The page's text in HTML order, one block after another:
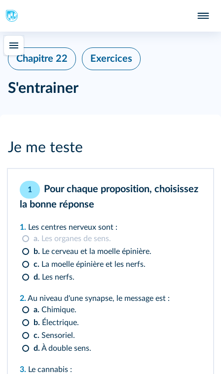
Chapitre 22 Exercices
S'entrainer
Je me teste
1
Pour chaque proposition, choisissez
la bonne réponse
1. Les centres nerveux sont :
a. Les organes de sens.
b. Le cerveau et la moelle épinière.
c. La moelle épinière et les nerfs.
d. Les nerfs.
2. Au niveau d'une synapse, le message est :
a. Chimique.
b. Électrique.
c. Sensoriel.
d. À double sens.
3. Le cannabis :